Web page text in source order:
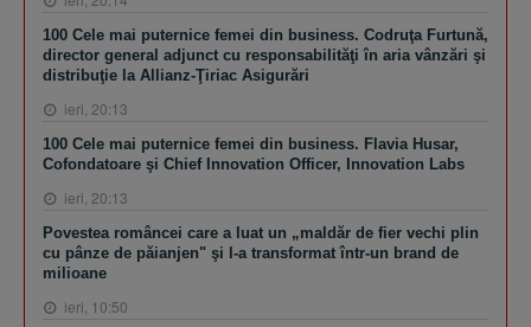
100 Cele mai puternice femei din business. Codruţa Furtună,
director general adjunct cu responsabilităţi în aria vânzări şi
distribuţie la Allianz-Ţiriac Asigurări
ieri, 20:13
100 Cele mai puternice femei din business. Flavia Husar,
Cofondatoare şi Chief Innovation Officer, Innovation Labs
ieri, 20:13
Povestea româncei care a luat un „maldăr de fier vechi plin
cu pânze de păianjen" şi l-a transformat într-un brand de
milioane
ieri, 10:50